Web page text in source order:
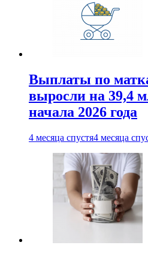
Выплаты по
выросли на 39,4
начала 2026 года
4 месяца спустя4 месяца